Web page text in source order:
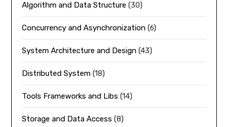
Algorithm and Data Structure (30)
Concurrency and Asynchronization (6)
System Architecture and Design (43)
Distributed System (18)
Tools Frameworks and Libs (14)
Storage and Data Access (8)